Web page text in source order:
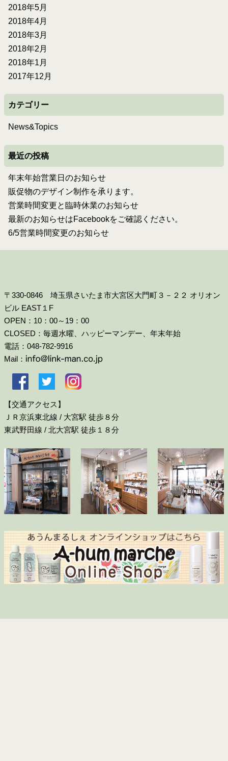
2018年5月
2018年4月
2018年3月
2018年2月
2018年1月
2017年12月
カテゴリー
News&Topics
最近の投稿
年末年始営業日のお知らせ
販促物のデザイン制作を承ります。
営業時間変更と臨時休業のお知らせ
最新のお知らせはFacebookをご確認ください。
6/5営業時間変更のお知らせ
〒330-0846 埼玉県さいたま市大宮区大門町３－２２ オリオン
ビル EAST１F
OPEN：10：00～19：00
CLOSED：毎週水曜、ハッピーマンデー、年末年始
電話：048-782-9916
Mail：
【交通アクセス】
ＪＲ京浜東北線 / 大宮駅 徒歩８分
東武野田線 / 北大宮駅 徒歩１８分